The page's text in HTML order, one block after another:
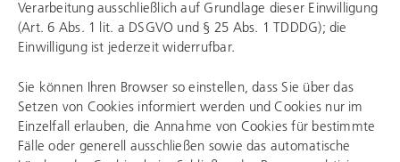
Verarbeitung ausschließlich auf Grundlage dieser Einwilligung
(Art. 6 Abs. 1 lit. a DSGVO und § 25 Abs. 1 TDDDG); die
Einwilligung ist jederzeit widerrufbar.
Sie können Ihren Browser so einstellen, dass Sie über das
Setzen von Cookies informiert werden und Cookies nur im
Einzelfall erlauben, die Annahme von Cookies für bestimmte
Fälle oder generell ausschließen sowie das automatische